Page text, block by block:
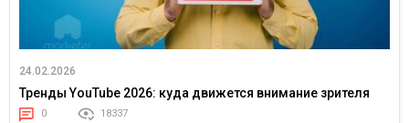
24.02.2026
Тренды YouTube 2026: куда движется внимание зрителя
0 18337